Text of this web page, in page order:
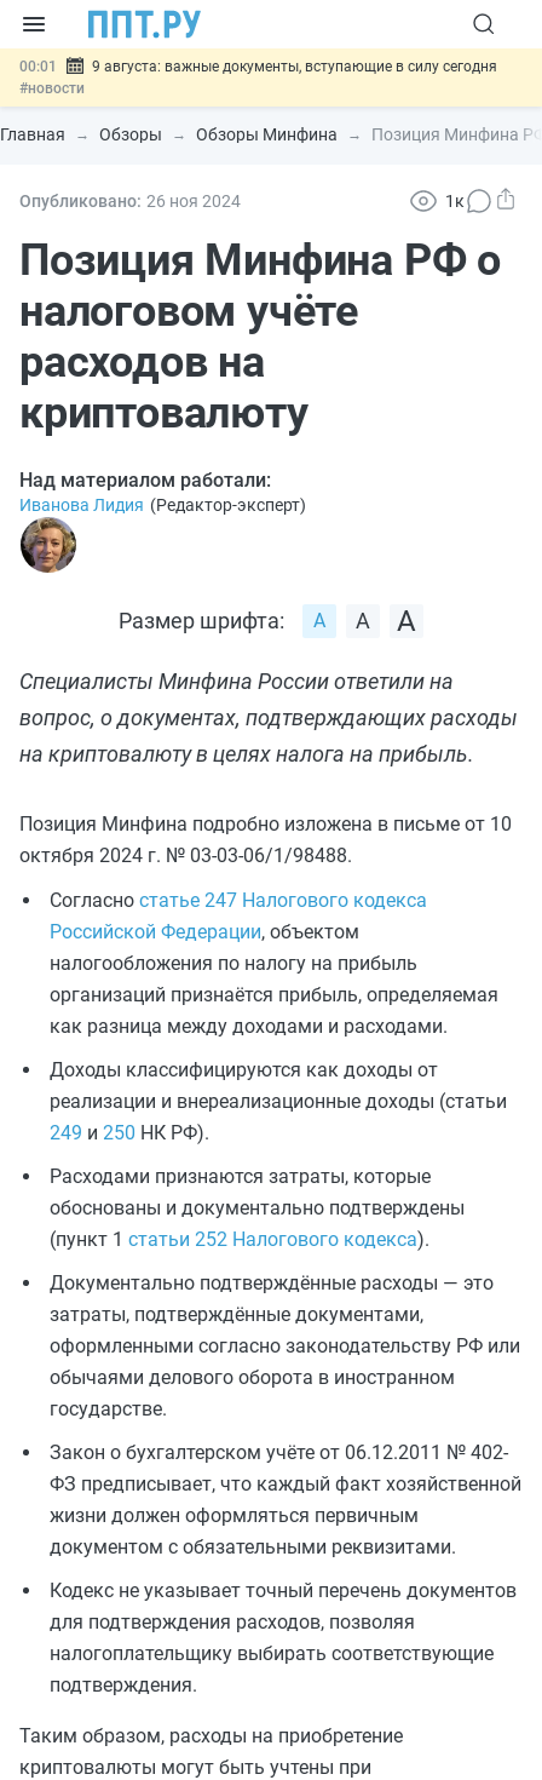
00:01
9 августа: важные документы, вступающие в силу сегодня
#новости
07.08 Подписан закон о блокировке продажи опасных товаров через
«Честный знак»#новости
07.08 Госпошлину за устранение ошибок в документах предлагают
07.08
Разработают единые критерии трудовых и ГПХ-
отношений #новости
Главная Обзоры Обзоры Минфина Позиция Минфина
Опубликовано: 26 ноя 2024 1к
Позиция Минфина РФ о
налоговом учёте
расходов на
криптовалюту
Над материалом работали:
Иванова Лидия (Редактор-эксперт)
Размер шрифта:
Специалисты Минфина России ответили на
вопрос, о документах, подтверждающих расходы
на криптовалюту в целях налога на прибыль.
Позиция Минфина подробно изложена в письме от 10
октября 2024 г. № 03-03-06/1/98488.
Согласно статье 247 Налогового кодекса
Российской Федерации, объектом
налогообложения по налогу на прибыль
организаций признаётся прибыль, определяемая
как разница между доходами и расходами.
Доходы классифицируются как доходы от
реализации и внереализационные доходы (статьи
249 и 250 НК РФ).
Расходами признаются затраты, которые
обоснованы и документально подтверждены
(пункт 1 статьи 252 Налогового кодекса).
Документально подтверждённые расходы — это
затраты, подтверждённые документами,
оформленными согласно законодательству РФ или
обычаями делового оборота в иностранном
государстве.
Закон о бухгалтерском учёте от 06.12.2011 № 402-
ФЗ предписывает, что каждый факт хозяйственной
жизни должен оформляться первичным
документом с обязательными реквизитами.
Кодекс не указывает точный перечень документов
для подтверждения расходов, позволяя
налогоплательщику выбирать соответствующие
подтверждения.
Таким образом, расходы на приобретение
криптовалюты могут быть учтены при